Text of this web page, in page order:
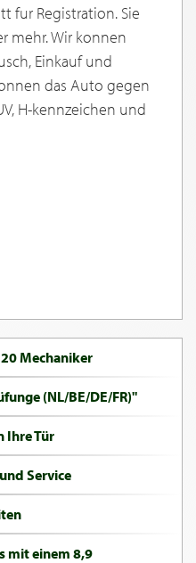
fur Registration. Sie
mehr. Wir konnen
Einkauf und
das Auto gegen
H-kennzeichen und
Mechaniker
(NL/BE/DE/FR)"
Ihre Tür
Service
mit einem 8,9